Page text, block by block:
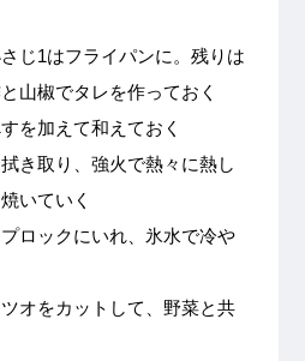
じ1はフライパンに。残りは
山椒でタレを作っておく
を加えて和えておく
き取り、強火で熱々に熱し
いていく
ロックにいれ、氷水で冷や
オをカットして、野菜と共